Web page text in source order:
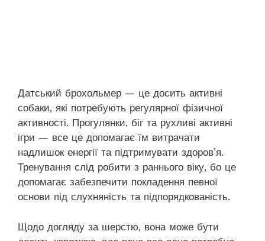
Датський брохольмер — це досить активні
собаки, які потребують регулярної фізичної
активності. Прогулянки, біг та рухливі активні
ігри — все це допомагає їм витрачати
надлишок енергії та підтримувати здоров’я.
Тренування слід робити з раннього віку, бо це
допомагає забезпечити покладення певної
основи під слухняність та підпорядкованість.
Щодо догляду за шерстю, вона може бути